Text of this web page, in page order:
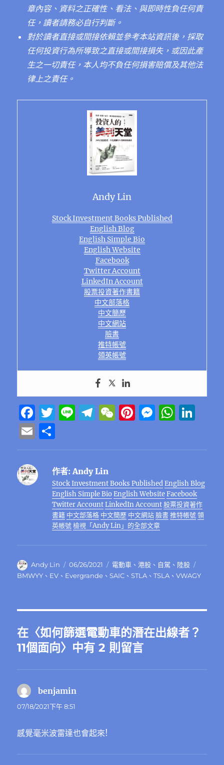
章內容、資料之正確性、看法、與即時性負任何責
任，讀者請務必自行判斷。
對於讀者直接或間接依賴並參考本站資訊後，採取
任何投資行為所導致之直接或間接損失，或因此產
生之一切責任，本人均不負任何損害賠償及其他法
律上之責任。
Andy Lin
Stock Investment Books Published
English Blog
English Simple Bio
English Website
Facebook
Twitter Account
LinkedIn Account
股票投資著作書籍
中文部落格
中文簡歷
中文網站
臉書
推特帳號
領英帳號
F
a
c
b
T
it
r
Li
e
T
e
r
a
m
W
C
at
Pi
te
st
M
ss
n
g
er
W
at
A
p
p
k
d
I
n
E
m
ai
l
享
作者:Andy Lin
Stock Investment Books Published English Blog
English Simple Bio English Website Facebook
Twitter Account LinkedIn Account 股票投資著作
書籍 中文部落格 中文簡歷 中文網站 臉書 推特帳號 領
英帳號 檢視「Andy Lin」的全部文章
作
者
Andy Lin
發
佈
06/26/2021
分
類
電動車 、港股 、 自駕 、 陸股
籤
BMWYY 、 EV 、 Evergrande 、SAIC 、STLA 、TSLA 、VWAGY
在〈如何篩選電動車的潛在出線者？
11個面向〉中有 2 則留言
benjamin
07/18/2021下午 8:51
感覺毫米波雷達也會起來!